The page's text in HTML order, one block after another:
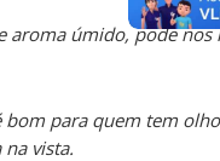
aroma úmido, pode nos
bom para quem tem
vista.